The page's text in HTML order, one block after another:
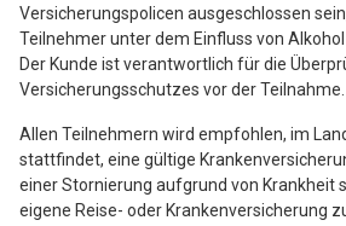
Versicherungspolicen ausgeschlossen
Teilnehmer unter dem Einfluss von
Der Kunde ist verantwortlich für die
Versicherungsschutzes vor der Teilnahme.
Allen Teilnehmern wird empfohlen, im
stattfindet, eine gültige
einer Stornierung aufgrund von Krankheit
eigene Reise- oder Krankenversicherung